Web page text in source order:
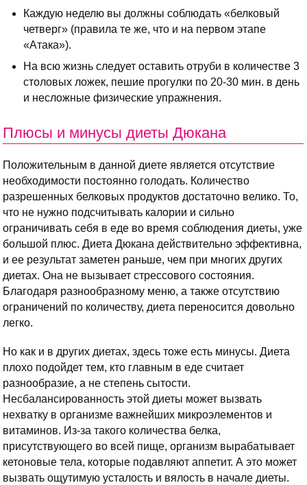
Каждую неделю вы должны соблюдать «белковый
четверг» (правила те же, что и на первом этапе
«Атака»).
На всю жизнь следует оставить отруби в количестве 3
столовых ложек, пешие прогулки по 20-30 мин. в день
и несложные физические упражнения.
Плюсы и минусы диеты Дюкана
Положительным в данной диете является отсутствие
необходимости постоянно голодать. Количество
разрешенных белковых продуктов достаточно велико. То,
что не нужно подсчитывать калории и сильно
ограничивать себя в еде во время соблюдения диеты, уже
большой плюс. Диета Дюкана действительно эффективна,
и ее результат заметен раньше, чем при многих других
диетах. Она не вызывает стрессового состояния.
Благодаря разнообразному меню, а также отсутствию
ограничений по количеству, диета переносится довольно
легко.
Но как и в других диетах, здесь тоже есть минусы. Диета
плохо подойдет тем, кто главным в еде считает
разнообразие, а не степень сытости.
Несбалансированность этой диеты может вызвать
нехватку в организме важнейших микроэлементов и
витаминов. Из-за такого количества белка,
присутствующего во всей пище, организм вырабатывает
кетоновые тела, которые подавляют аппетит. А это может
вызвать ощутимую усталость и вялость в начале диеты.